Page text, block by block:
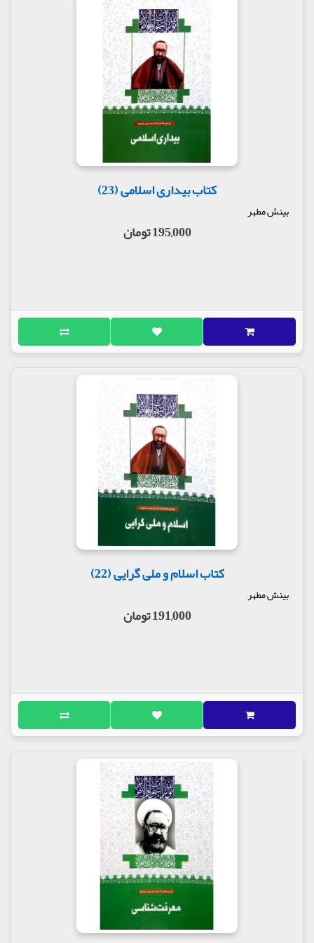
کتاب بیداری اسلامی (23)
بینش مطهر
195,000 تومان
کتاب اسلام و ملی گرایی (22)
بینش مطهر
191,000 تومان